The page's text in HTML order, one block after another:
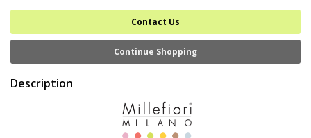
Contact Us
Continue Shopping
Description